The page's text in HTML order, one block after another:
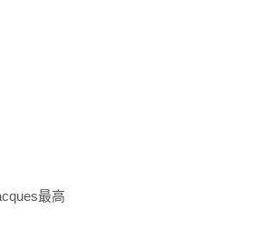
最高